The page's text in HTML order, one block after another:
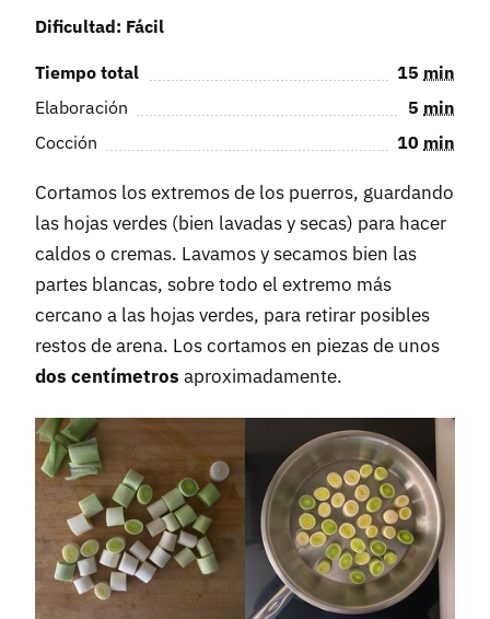
Dificultad: Fácil
Tiempo total 15 min
Elaboración
5 min
Cocción
10 min
Cortamos los extremos de los puerros, guardando
las hojas verdes (bien lavadas y secas) para hacer
caldos o cremas. Lavamos y secamos bien las
partes blancas, sobre todo el extremo más
cercano a las hojas verdes, para retirar posibles
restos de arena. Los cortamos en piezas de unos
dos centímetros aproximadamente.